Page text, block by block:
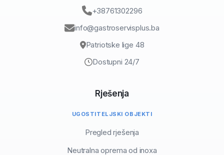
+38761302296
info@gastroservisplus.ba
Patriotske lige 48
Dostupni 24/7
Rješenja
UGOSTITELJSKI OBJEKTI
Pregled rješenja
Neutralna oprema od inoxa